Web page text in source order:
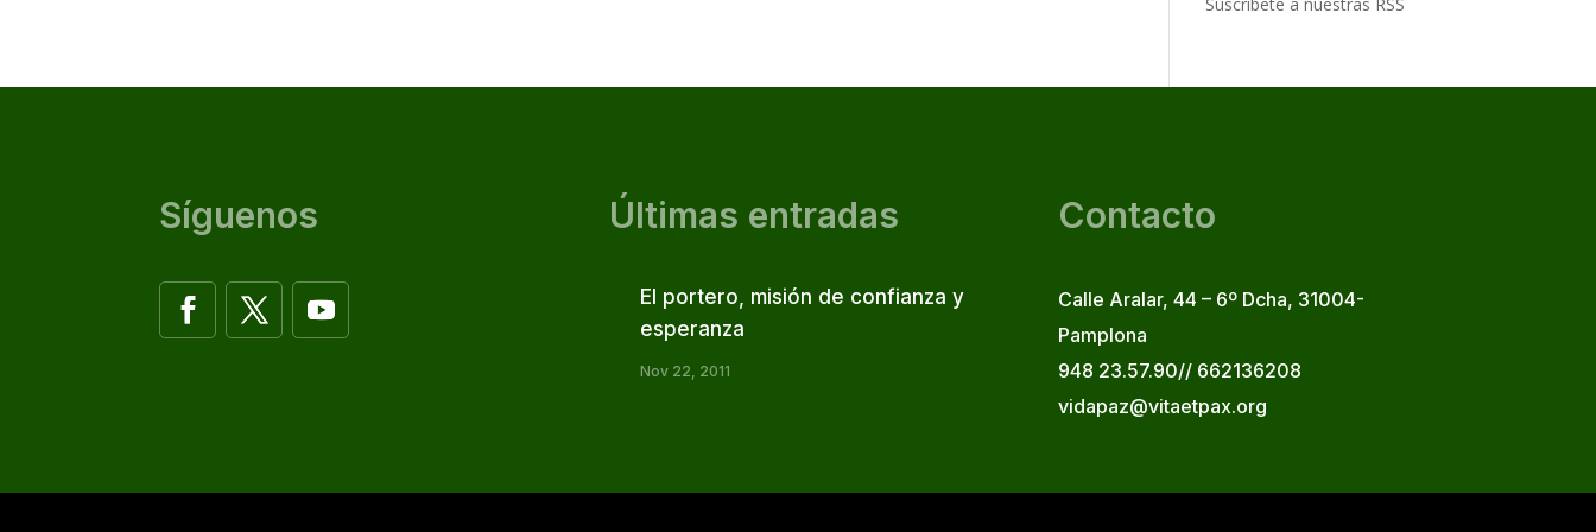
Síguenos Últimas entradas
El portero, misión de confianza y
esperanza
Nov 22, 2011
Contacto
Calle Aralar, 44 – 6º Dcha, 31004-
Pamplona
948 23.57.90// 662136208
vidapaz@vitaetpax.org